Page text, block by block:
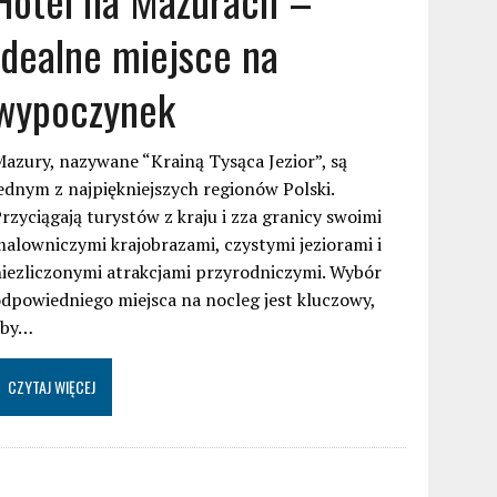
miejsce na
nazywane “Krainą Tysąca Jezior”, są
z najpiękniejszych regionów Polski.
turystów z kraju i zza granicy swoimi
krajobrazami, czystymi jeziorami i
atrakcjami przyrodniczymi. Wybór
miejsca na nocleg jest kluczowy,
CZYTAJ WIĘCEJ